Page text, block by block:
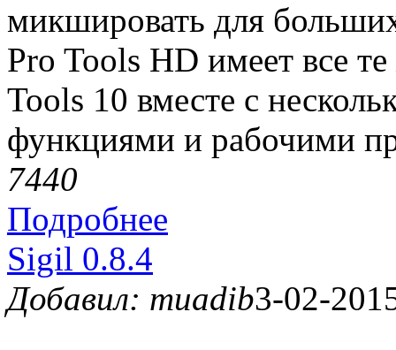
микшировать для
Pro Tools HD имеет все
Tools 10 вместе с
функциями и рабочими
7440
Подробнее
Sigil 0.8.4
Добавил: muadib3-02-